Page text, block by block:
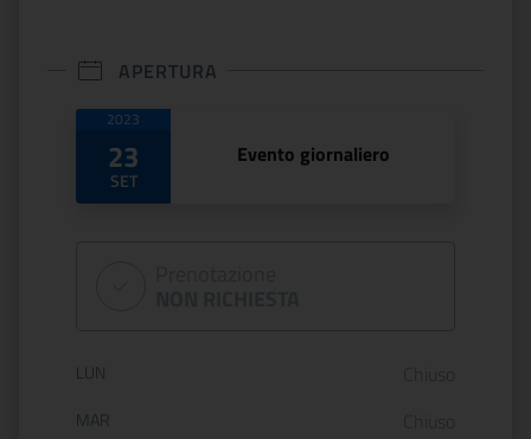
APERTURA
Date di apertura
2023
23
SET
Evento giornaliero
Orario di apertura:
LUN
MAR